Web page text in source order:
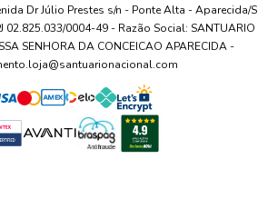
Dr Júlio Prestes s/n - Ponte Alta - Aparecida/
02.825.033/0004-49 - Razão Social: SANTUARIO
SENHORA DA CONCEICAO APARECIDA -